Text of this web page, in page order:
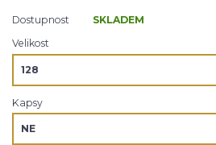
Dostupnost
SKLADEM
Velikost
Kapsy